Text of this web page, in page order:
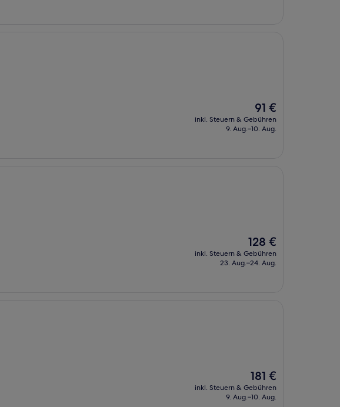
Der
Preis
beträgt
91 €
inkl. Steuern & Gebühren
9. Aug.–10. Aug.
Der
Preis
beträgt
128 €
inkl. Steuern & Gebühren
23. Aug.–24. Aug.
Der
Preis
beträgt
181 €
inkl. Steuern & Gebühren
9. Aug.–10. Aug.